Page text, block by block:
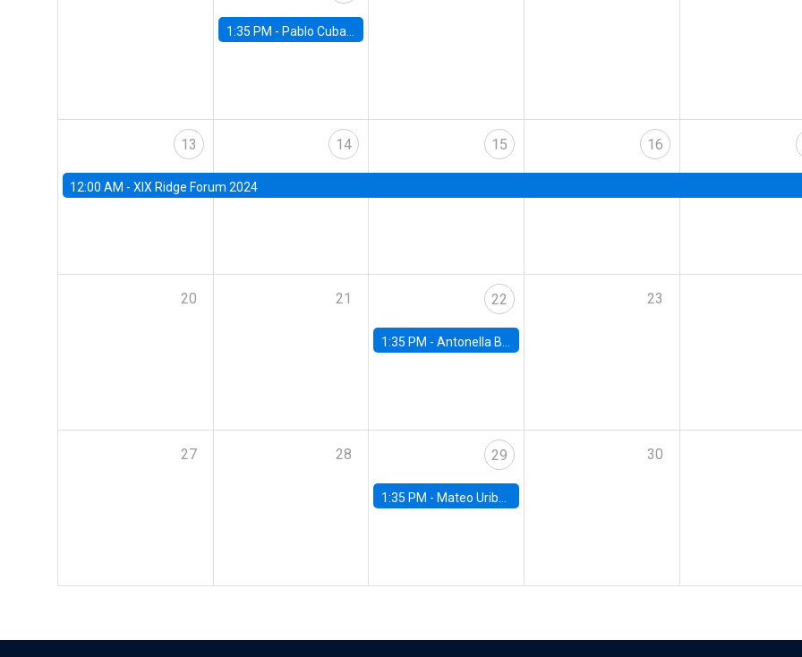
1:35 PM - Pablo Cuba, FED Board
13
12:00 AM - XIX Ridge Forum 2024
14 15 16
20 21 22
1:35 PM -Antonella Bancalari, Institute for Fiscal Studies (IFS) and Research Associate at University College London (UCL)
23
27 28 29
1:35 PM - Mateo Uribe-Castro, Universidad de los Andes (Colombia)
30